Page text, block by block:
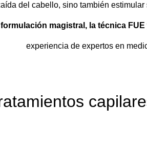
del cabello, sino también
magistral, la técnica
experiencia de expertos en